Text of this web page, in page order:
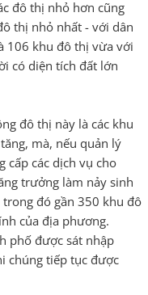
đô thị nhỏ hơn cũng
thị nhỏ nhất - với dân
106 khu đô thị vừa với
có diện tích đất lớn
đô thị này là các khu
mà, nếu quản lý
cấp các dịch vụ cho
trưởng làm nảy sinh
đó gần 350 khu đô
của địa phương.
phố được sát nhập
chúng tiếp tục được